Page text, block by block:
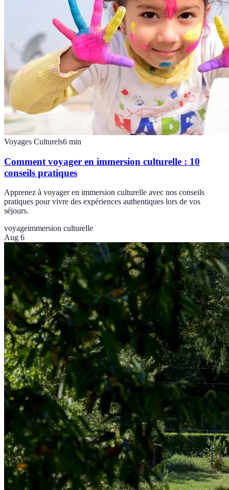
Voyages Culturels6 min
Comment voyager en immersion culturelle : 10
conseils pratiques
Apprenez à voyager en immersion culturelle avec nos conseils
pratiques pour vivre des expériences authentiques lors de vos
séjours.
voyageimmersion culturelle
Aug 6